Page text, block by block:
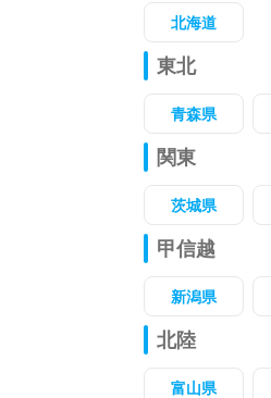
北海道
東北
青森県
関東
茨城県
甲信越
新潟県
北陸
富山県